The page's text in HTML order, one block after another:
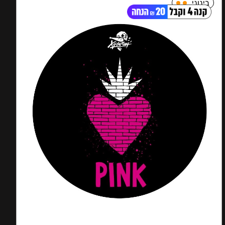
בינוני